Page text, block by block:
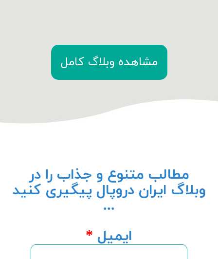
مشاهده وبلاگ کامل
مطالب متنوع و جذاب را در
وبلاگ ایران دروپال پیگیری کنید
...
ایمیل *